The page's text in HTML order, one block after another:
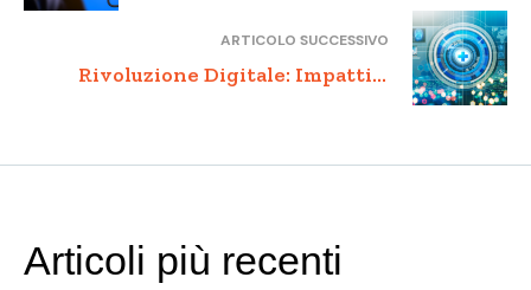
Connessioni tra Politica, Sanità e
DecisioniARTICOLO SUCCESSIVO
Rivoluzione Digitale: Impatti e
Articoli più recenti